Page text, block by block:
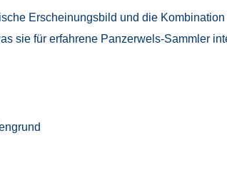
Erscheinungsbild und die
sie für erfahrene Panzerwels-Sammler